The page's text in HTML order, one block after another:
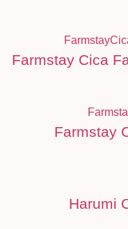
Farmstay Cica
Farmstay
Harumi